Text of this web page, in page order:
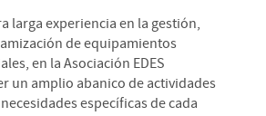
larga experiencia en la gestión,
de equipamientos
en la Asociación EDES
un amplio abanico de actividades
específicas de cada